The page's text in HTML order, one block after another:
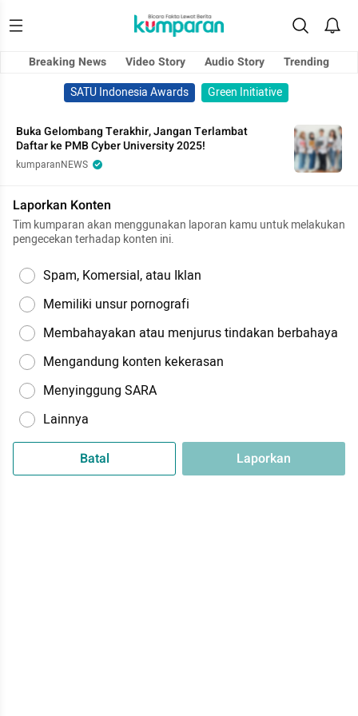
Breaking News Video Story Audio Story
Trending
SATU Indonesia Awards
Green Initiative
Buka Gelombang Terakhir, Jangan Terlambat
Daftar ke PMB Cyber University 2025!
kumparanNEWS
Laporkan Konten
Tim kumparan akan menggunakan laporan kamu untuk melakukan
pengecekan terhadap konten ini.
Spam, Komersial, atau Iklan
Memiliki unsur pornografi
Membahayakan atau menjurus tindakan berbahaya
Mengandung konten kekerasan
Menyinggung SARA
Lainnya
Batal Laporkan